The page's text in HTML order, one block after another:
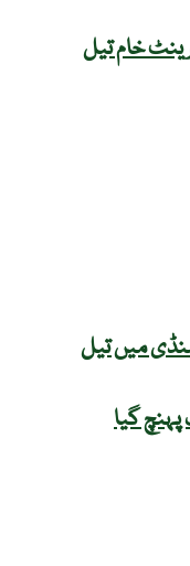
خام تیل
میں تیل